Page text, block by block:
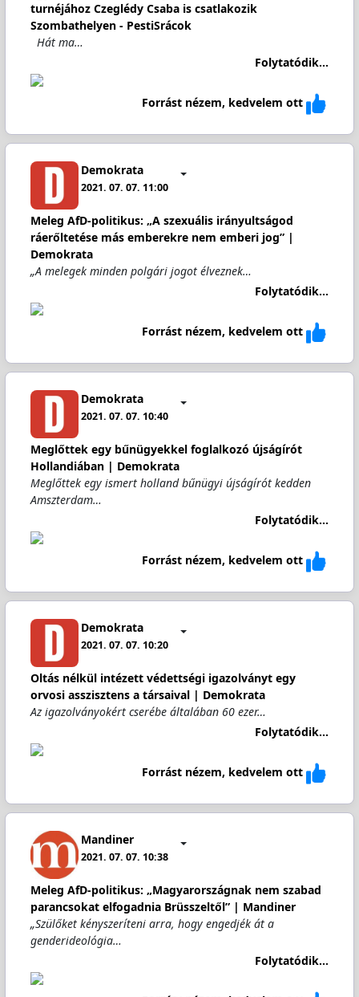
turnéjához Czeglédy Csaba is csatlakozik
Szombathelyen - PestiSrácok
Hát ma…
Folytatódik...
Forrást nézem, kedvelem ott
Demokrata
2021. 07. 07. 11:00
Meleg AfD-politikus: „A szexuális irányultságod
ráerőltetése más emberekre nem emberi jog” |
Demokrata
„A melegek minden polgári jogot élveznek…
Folytatódik...
Forrást nézem, kedvelem ott
Demokrata
2021. 07. 07. 10:40
Meglőttek egy bűnügyekkel foglalkozó újságírót
Hollandiában | Demokrata
Meglőttek egy ismert holland bűnügyi újságírót kedden
Amszterdam…
Folytatódik...
Forrást nézem, kedvelem ott
Demokrata
2021. 07. 07. 10:20
Oltás nélkül intézett védettségi igazolványt egy
orvosi asszisztens a társaival | Demokrata
Az igazolványokért cserébe általában 60 ezer…
Folytatódik...
Forrást nézem, kedvelem ott
Mandiner
2021. 07. 07. 10:38
Meleg AfD-politikus: „Magyarországnak nem szabad
parancsokat elfogadnia Brüsszeltől” | Mandiner
„Szülőket kényszeríteni arra, hogy engedjék át a
genderideológia…
Folytatódik...